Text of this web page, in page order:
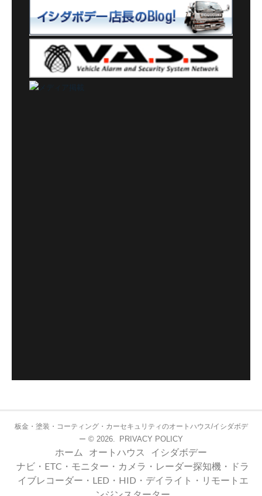
板金・塗装・コーティング・カーセキュリティのオートハウス/イシダボデ
ー © 2026. PRIVACY POLICY
ホーム オートハウス
イシダボデー
ナビ・ETC・モニター・カメラ・レーダー探知機・ドラ
イブレコーダー・LED・HID・デイライト・リモートエ